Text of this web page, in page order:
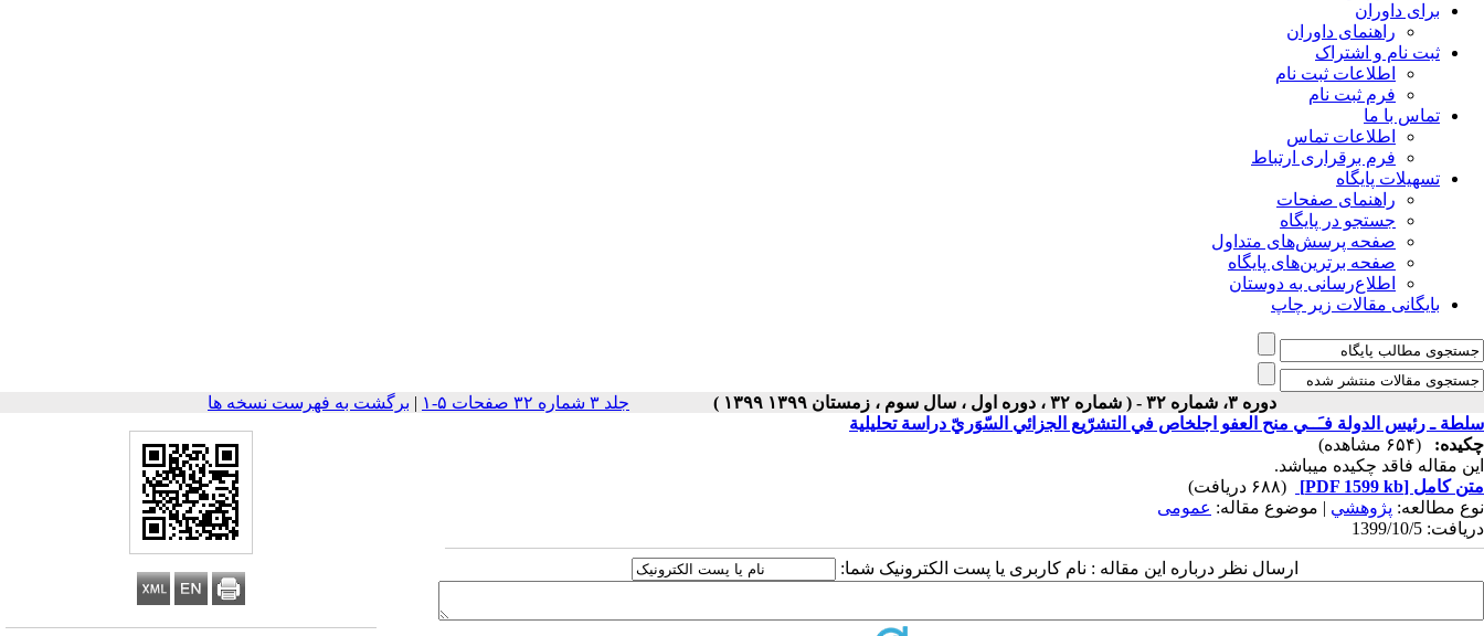
برای داوران
راهنمای داوران
ثبت نام و اشتراک
اطلاعات ثبت نام
فرم ثبت نام
تماس با ما
اطلاعات تماس
فرم برقراری ارتباط
تسهیلات پایگاه
راهنمای صفحات
جستجو در پایگاه
صفحه پرسش‌های متداول
صفحه برترین‌های پایگاه
اطلاع‌رسانی به دوستان
بایگانی مقالات زیر چاپ
دوره ۳، شماره ۳۲ - ( شماره ۳۲ ، دوره اول ، سال سوم ، زمستان ۱۳۹۹ ۱۳۹۹ ) جلد ۳ شماره ۳۲ صفحات ۵-۱ | برگشت به فهرست نسخه ها
سلطة ـ رئيس الدولة فـَــي منح العفو اجلخاص في التشرّيع الجزائي السّوَريّ دراسة تحليلية
چکیده:
(۶۵۴ مشاهده)
این مقاله فاقد چکیده می​باشد.
متن کامل [PDF 1599 kb]
(۶۸۸ دریافت)
نوع مطالعه: پژوهشي | موضوع مقاله: عمومى
دریافت: 1399/10/5
ارسال نظر درباره این مقاله : نام کاربری یا پست الکترونیک شما: